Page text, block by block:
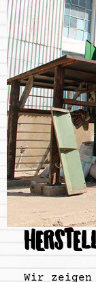
Wir zeigen